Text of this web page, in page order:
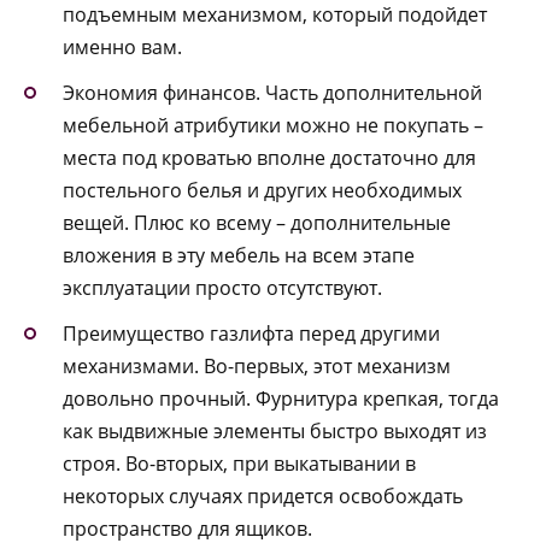
подъемным механизмом, который подойдет
именно вам.
Экономия финансов. Часть дополнительной
мебельной атрибутики можно не покупать –
места под кроватью вполне достаточно для
постельного белья и других необходимых
вещей. Плюс ко всему – дополнительные
вложения в эту мебель на всем этапе
эксплуатации просто отсутствуют.
Преимущество газлифта перед другими
механизмами. Во-первых, этот механизм
довольно прочный. Фурнитура крепкая, тогда
как выдвижные элементы быстро выходят из
строя. Во-вторых, при выкатывании в
некоторых случаях придется освобождать
пространство для ящиков.